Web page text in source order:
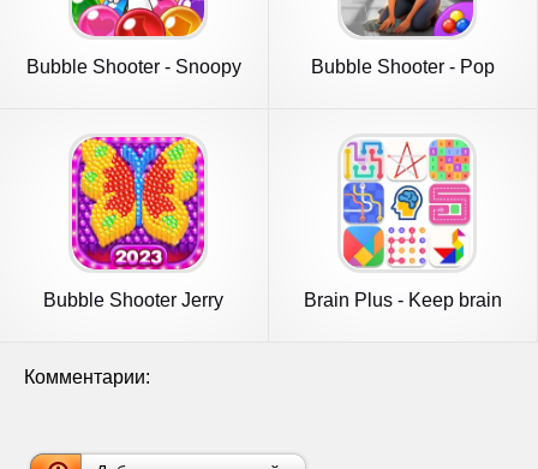
Bubble Shooter - Snoopy
Bubble Shooter - Pop
Bubble Shooter Jerry
Brain Plus - Keep brain
Комментарии: